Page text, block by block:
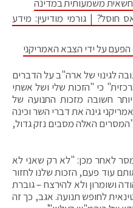
חשאית משמעותית במדינה
חוסל? | גורמי מודיעין: מידע
על ידי הצבא האמריקני
לגינוי של ארה"ב על הדברים
כי "הזכות שלי ושל אשתי
חשובה מזכות התנועה של
גינה את דברי השר וכינה
"המסרים האלה מסבים נזק גדול,
לאחר מכן: "לא רק שאני לא
עוד פעם, הזכות שלנו לחזור
ושומרון ולא להירצח – גוברת
לחופש תנועה. אגב, כך זה